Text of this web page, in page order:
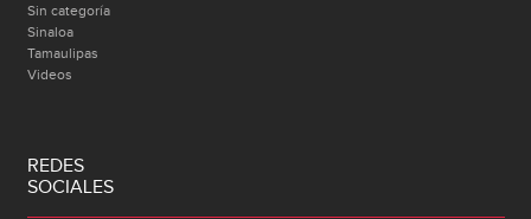
Sin categoría
Sinaloa
Tamaulipas
Videos
REDES
SOCIALES